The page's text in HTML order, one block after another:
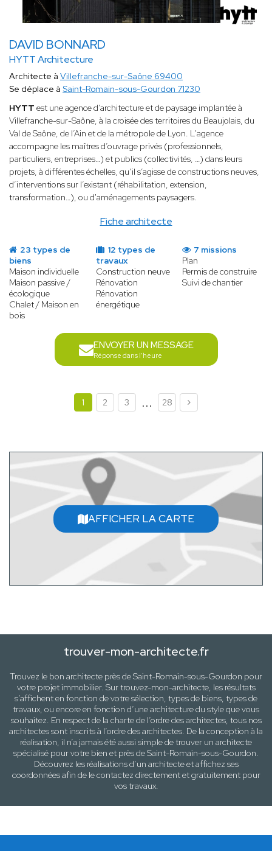
DAVID BONNARD
HYTT Architecture
Fiche architecte
Architecte à Villefranche-sur-Saône 69400
Se déplace à Saint-Romain-sous-Gourdon 71230
HYTT est une agence d’architecture et de paysage implantée à
Villefranche-sur-Saône, à la croisée des territoires du Beaujolais, du
Val de Saône, de l’Ain et de la métropole de Lyon. L'agence
accompagne les maîtres d’ouvrage privés (professionnels,
particuliers, entreprises…) et publics (collectivités, …) dans leurs
projets, à différentes échelles, qu’il s’agisse de constructions neuves,
d’interventions sur l’existant (réhabilitation, extension,
transformation…), ou d'aménagements paysagers.
23 types de
biens
Maison individuelle
Maison passive /
écologique
Chalet / Maison en
bois
12 types de
travaux
Construction neuve
Rénovation
Rénovation
énergétique
7 missions
Plan
Permis de construire
Suivi de chantier
ENVOYER UN MESSAGE
Réponse dans l'heure
1 2 3 ... 28
AFFICHER LA CARTE
trouver-mon-architecte.fr
Trouvez le bon architecte près deSaint-Romain-sous-Gourdon pour
votre projet immobilier. Sur trouvez-mon-architecte, les résultats
s’affichent en fonction de votre sélection, types de biens, types de
travaux, ou encore en fonction d’une architecturedu style que vous
souhaitez. En respect de la charte de l’ordre des architectes, tous nos
architectes sont inscrits à l’ordre des architectes. De la conception à la
réalisation, il n’a jamais été aussi simple de trouver un architecte
spécialisé pour votre bien et près deSaint-Romain-sous-Gourdon.
Découvrez les réalisations d’un architecte et affichez ses
coordonnées afin de le contactez directement et gratuitement pour
vos travaux.